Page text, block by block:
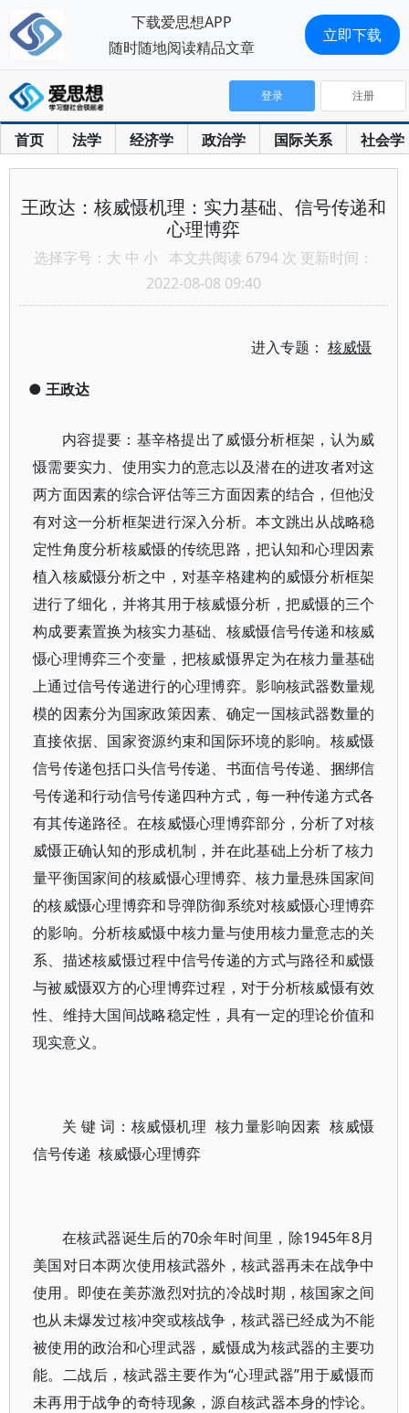
首页 法学 经济学 政治学 国际关系 社会学
登录 注册
王政达：核威慑机理：实力基础、信号传递和
心理博弈
选择字号： 大 中 小 本文共阅读 6794 次 更新时间：
2022-08-08 09:40
进入专题：核威慑
● 王政达
内容提要：基辛格提出了威慑分析框架，认为威
慑需要实力、使用实力的意志以及潜在的进攻者对这
两方面因素的综合评估等三方面因素的结合，但他没
有对这一分析框架进行深入分析。本文跳出从战略稳
定性角度分析核威慑的传统思路，把认知和心理因素
植入核威慑分析之中，对基辛格建构的威慑分析框架
进行了细化，并将其用于核威慑分析，把威慑的三个
构成要素置换为核实力基础、核威慑信号传递和核威
慑心理博弈三个变量，把核威慑界定为在核力量基础
上通过信号传递进行的心理博弈。影响核武器数量规
模的因素分为国家政策因素、确定一国核武器数量的
直接依据、国家资源约束和国际环境的影响。核威慑
信号传递包括口头信号传递、书面信号传递、捆绑信
号传递和行动信号传递四种方式，每一种传递方式各
有其传递路径。在核威慑心理博弈部分，分析了对核
威慑正确认知的形成机制，并在此基础上分析了核力
量平衡国家间的核威慑心理博弈、核力量悬殊国家间
的核威慑心理博弈和导弹防御系统对核威慑心理博弈
的影响。分析核威慑中核力量与使用核力量意志的关
系、描述核威慑过程中信号传递的方式与路径和威慑
与被威慑双方的心理博弈过程，对于分析核威慑有效
性、维持大国间战略稳定性，具有一定的理论价值和
现实意义。
关 键 词：核威慑机理 核力量影响因素 核威慑
信号传递 核威慑心理博弈
在核武器诞生后的70余年时间里，除1945年8月
美国对日本两次使用核武器外，核武器再未在战争中
使用。即使在美苏激烈对抗的冷战时期，核国家之间
也从未爆发过核冲突或核战争，核武器已经成为不能
被使用的政治和心理武器，威慑成为核武器的主要功
能。二战后，核武器主要作为“心理武器”用于威慑而
未再用于战争的奇特现象，源自核武器本身的悖论。
下载爱思想APP
随时随地阅读精品文章
立即下载